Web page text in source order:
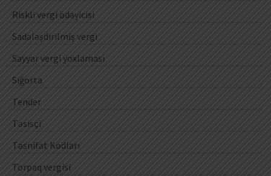
Riskli vergi ödəyicisi
Sadələşdirilmiş vergi
Səyyar vergi yoxlaması
Sığorta
Tender
Təsisçi
Təsnifat Kodları
Torpaq vergisi